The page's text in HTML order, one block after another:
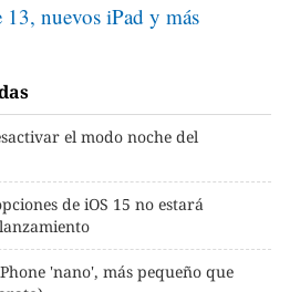
nuevos iPad y más
el modo noche del
de iOS 15 no estará
'nano', más pequeño que